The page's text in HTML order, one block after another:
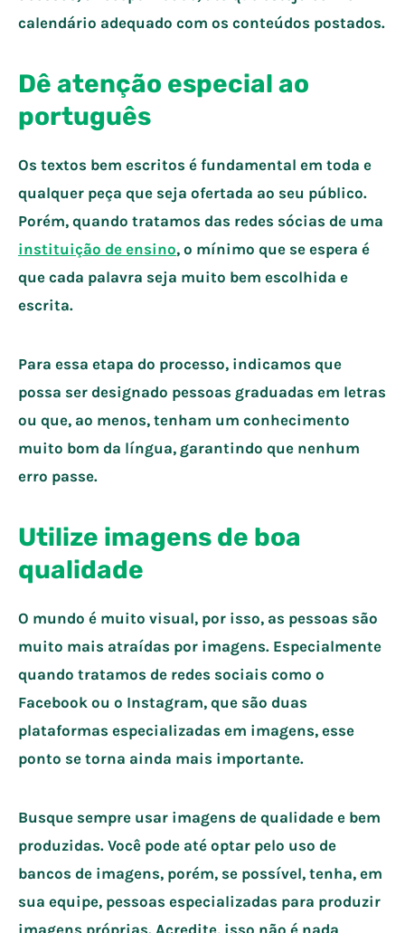
calendário adequado com os conteúdos postados.
Dê atenção especial ao
português
Os textos bem escritos é fundamental em toda e
qualquer peça que seja ofertada ao seu público.
Porém, quando tratamos das redes sócias de uma
instituição de ensino, o mínimo que se espera é
que cada palavra seja muito bem escolhida e
escrita.
Para essa etapa do processo, indicamos que
possa ser designado pessoas graduadas em letras
ou que, ao menos, tenham um conhecimento
muito bom da língua, garantindo que nenhum
erro passe.
Utilize imagens de boa
qualidade
O mundo é muito visual, por isso, as pessoas são
muito mais atraídas por imagens. Especialmente
quando tratamos de redes sociais como o
Facebook ou o Instagram, que são duas
plataformas especializadas em imagens, esse
ponto se torna ainda mais importante.
Busque sempre usar imagens de qualidade e bem
produzidas. Você pode até optar pelo uso de
bancos de imagens, porém, se possível, tenha, em
sua equipe, pessoas especializadas para produzir
imagens próprias. Acredite, isso não é nada